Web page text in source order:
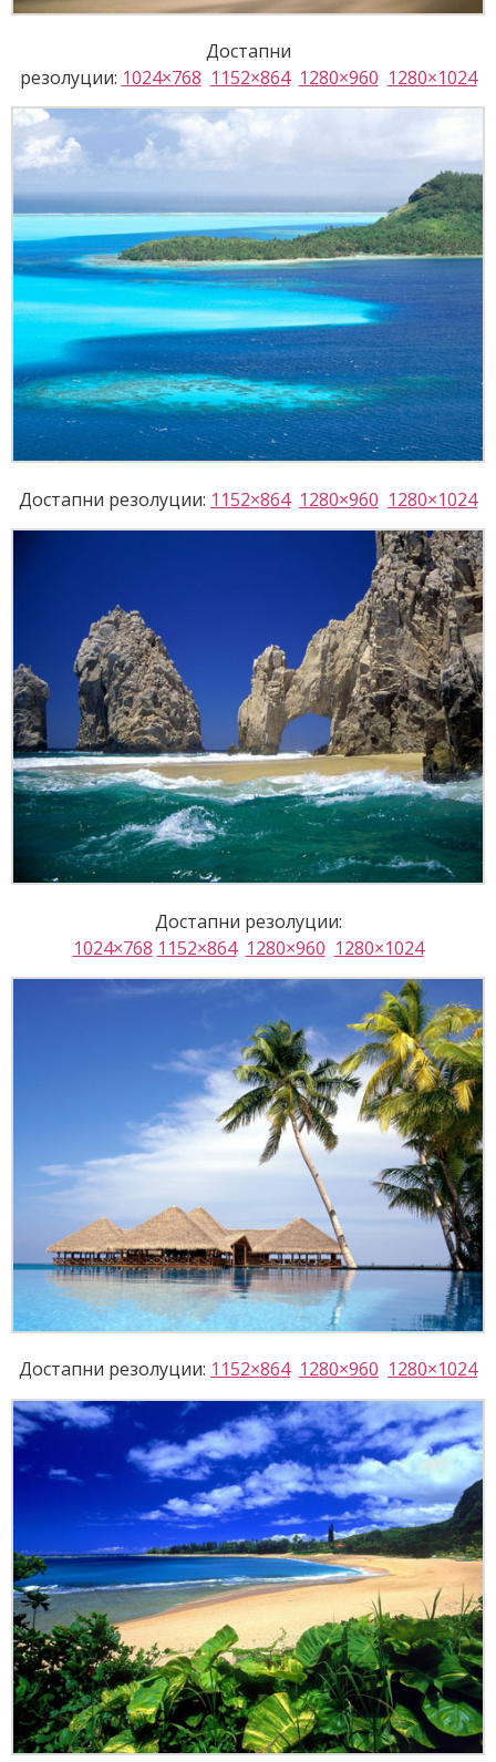
Достапни
резолуции: 1024×768 1152×864 1280×960 1280×1024
Достапни резолуции: 1152×864 1280×960 1280×1024
Достапни резолуции:
1024×768 1152×864 1280×960 1280×1024
Достапни резолуции: 1152×864 1280×960 1280×1024